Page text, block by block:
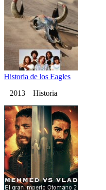
Historia de los Eagles
2013 Historia